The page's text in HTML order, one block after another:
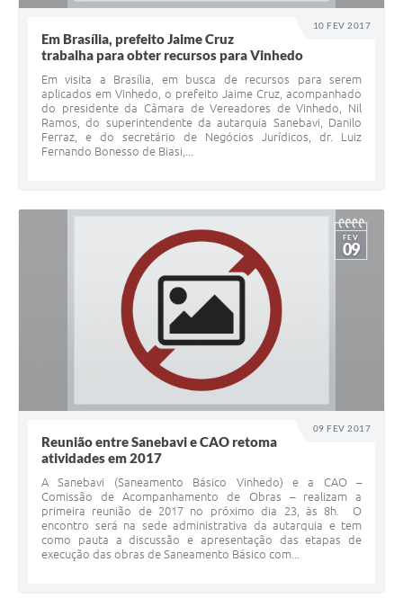
10 FEV 2017
Em Brasí­lia, prefeito Jaime Cruz
trabalha para obter recursos para Vinhedo
Em visita a Brasília, em busca de recursos para serem
aplicados em Vinhedo, o prefeito Jaime Cruz, acompanhado
do presidente da Câmara de Vereadores de Vinhedo, Nil
Ramos, do superintendente da autarquia Sanebavi, Danilo
Ferraz, e do secretário de Negócios Jurídicos, dr. Luiz
Fernando Bonesso de Biasi,...
09 FEV 2017
FEV
09
Reunião entre Sanebavi e CAO retoma
atividades em 2017
A Sanebavi (Saneamento Básico Vinhedo) e a CAO –
Comissão de Acompanhamento de Obras – realizam a
primeira reunião de 2017 no próximo dia 23, às 8h. O
encontro será na sede administrativa da autarquia e tem
como pauta a discussão e apresentação das etapas de
execução das obras de Saneamento Básico com...